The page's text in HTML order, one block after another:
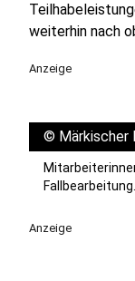
weiterhin nach
Anzeige
© Märkischer
Fallbearbeitung.
Anzeige